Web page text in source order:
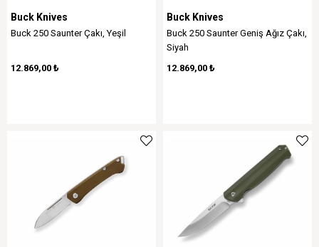
Buck Knives
Buck 250 Saunter Çakı, Yeşil
12.869,00 ₺
Buck Knives
Buck 250 Saunter Geniş Ağız Çakı,
Siyah
12.869,00 ₺